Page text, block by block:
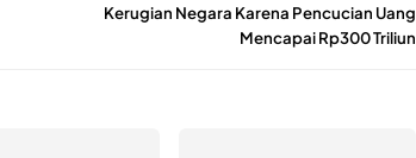
Kerugian Negara Karena Pencucian Uang
Mencapai Rp300 Triliun